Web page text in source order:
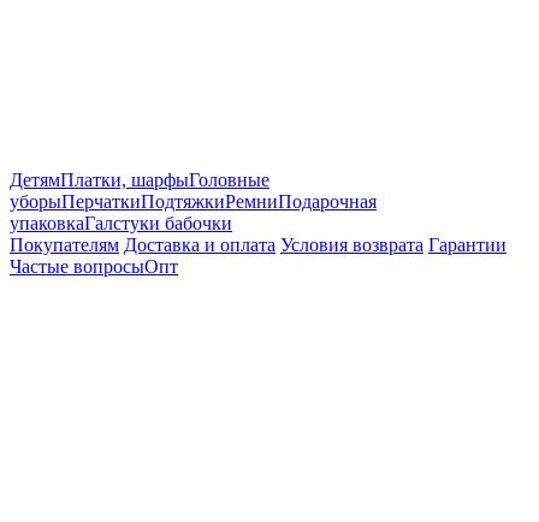
ДетямПлатки, шарфыГоловные
уборыПерчаткиПодтяжкиРемниПодарочная
упаковкаГалстуки бабочки
Покупателям Доставка и оплата Условия возврата Гарантии
Частые вопросыОпт